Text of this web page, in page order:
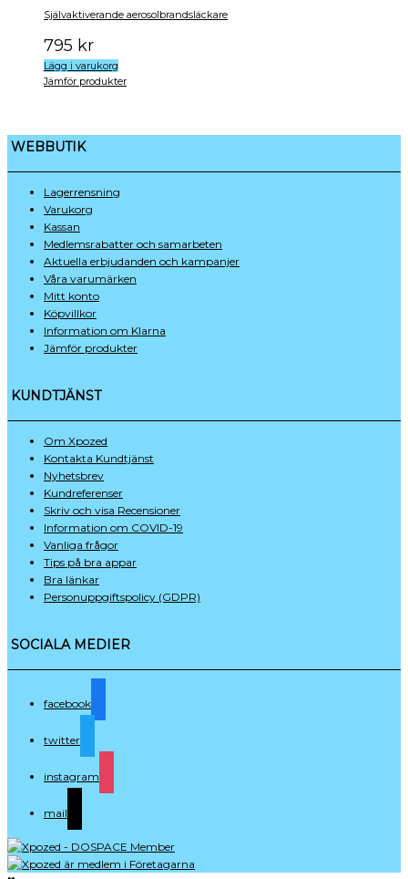
Självaktiverande aerosolbrandsläckare
795 kr
Lägg i varukorg
Jämför produkter
WEBBUTIK
Lagerrensning
Varukorg
Kassan
Medlemsrabatter och samarbeten
Aktuella erbjudanden och kampanjer
Våra varumärken
Mitt konto
Köpvillkor
Information om Klarna
Jämför produkter
KUNDTJÄNST
Om Xpozed
Kontakta Kundtjänst
Nyhetsbrev
Kundreferenser
Skriv och visa Recensioner
Information om COVID-19
Vanliga frågor
Tips på bra appar
Bra länkar
Personuppgifts­policy (GDPR)
SOCIALA MEDIER
facebook
twitter
instagram
mail